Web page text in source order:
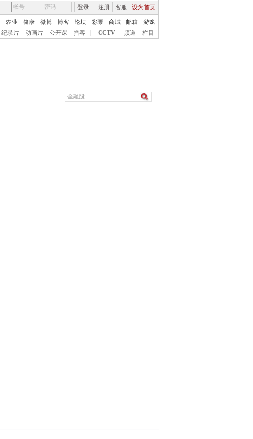
客服 设为首页
登录 注册
农业 健康 微博 博客 论坛 彩票 商城 邮箱
游戏
纪录片 动画片 公开课 播客 CCTV 频道 栏目